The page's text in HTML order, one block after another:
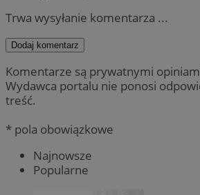
Trwa wysyłanie komentarza ...
Dodaj komentarz
Komentarze są prywatnymi
Wydawca portalu nie ponosi
treść.
* pola obowiązkowe
Najnowsze
Popularne